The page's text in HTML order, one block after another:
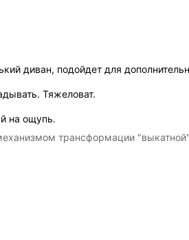
диван, подойдет для
Тяжеловат.
на ощупь.
трансформации